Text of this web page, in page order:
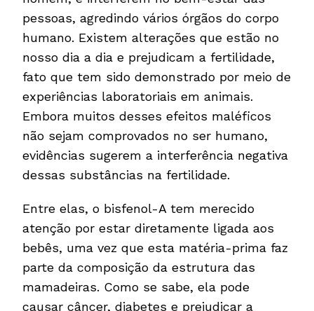
pessoas, agredindo vários órgãos do corpo
humano. Existem alterações que estão no
nosso dia a dia e prejudicam a fertilidade,
fato que tem sido demonstrado por meio de
experiências laboratoriais em animais.
Embora muitos desses efeitos maléficos
não sejam comprovados no ser humano,
evidências sugerem a interferência negativa
dessas substâncias na fertilidade.
Entre elas, o bisfenol-A tem merecido
atenção por estar diretamente ligada aos
bebês, uma vez que esta matéria-prima faz
parte da composição da estrutura das
mamadeiras. Como se sabe, ela pode
causar câncer, diabetes e prejudicar a